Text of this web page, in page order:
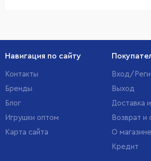
Навигация по сайту
Контакты
Бренды
Блог
Игрушки оптом
Карта сайта
Вход/
Выход
Доставка
Возврат и
О магазине
Кредит